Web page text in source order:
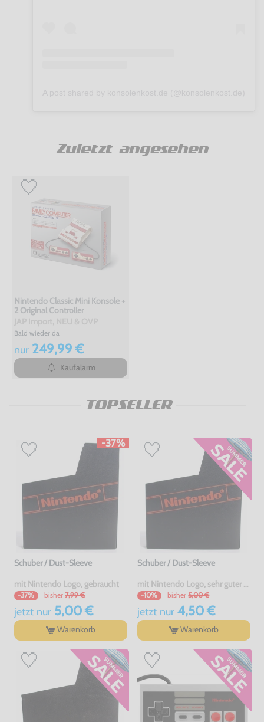
Zuletzt angesehen
Nintendo Classic Mini Konsole +
2 Original Controller
Bald wieder da
nur249,99 €
Kaufalarm
TOPSELLER
-37%
Schuber / Dust-Sleeve
mit Nintendo Logo, gebraucht
-37% bisher 7,99 €
jetzt nur5,00 €
Warenkorb
Schuber / Dust-Sleeve
mit Nintendo Logo, sehr guter Zustand, gebraucht
-10% bisher 5,00 €
jetzt nur4,50 €
Warenkorb